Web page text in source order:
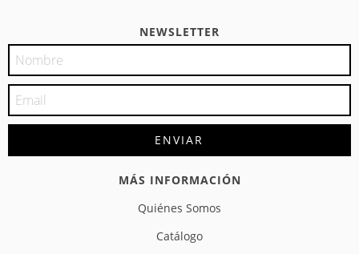
NEWSLETTER
MÁS INFORMACIÓN
Quiénes Somos
Catálogo